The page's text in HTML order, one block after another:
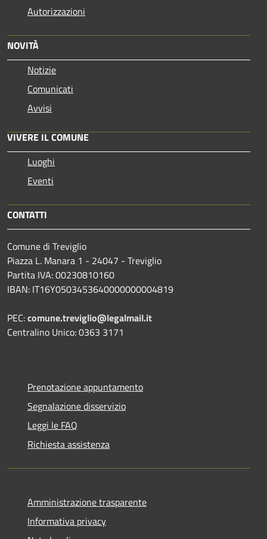
Autorizzazioni
NOVITÀ
Notizie
Comunicati
Avvisi
VIVERE IL COMUNE
Luoghi
Eventi
CONTATTI
Comune di Treviglio
Piazza L. Manara 1 - 24047 - Treviglio
Partita IVA: 00230810160
IBAN: IT16Y0503453640000000004819
PEC:comune.treviglio@legalmail.it
Centralino Unico: 0363 3171
Prenotazione appuntamento
Segnalazione disservizio
Leggi le FAQ
Richiesta assistenza
Amministrazione trasparente
Informativa privacy